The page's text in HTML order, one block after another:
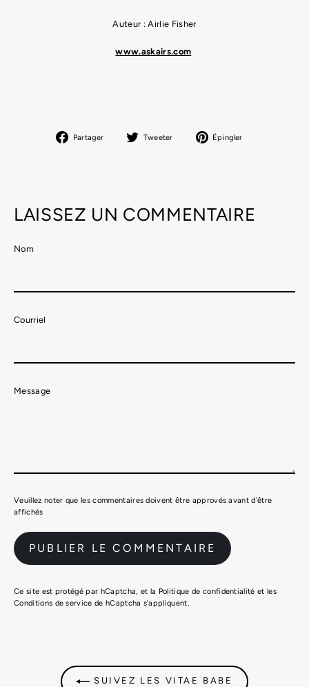
Auteur :Airlie Fisher
www.askairs.com
Partager
PartagerTweeter
TweeterÉpingler
LAISSEZ UN COMMENTAIRE
Nom
Courriel
Message
Veuillez noter que les commentaires doivent être approvés avant d'être
affichés
Ce site est protégé par hCaptcha, et la Politique de confidentialité et les
Conditions de service de hCaptcha s’appliquent.
SUIVEZ LES VITAE BABE